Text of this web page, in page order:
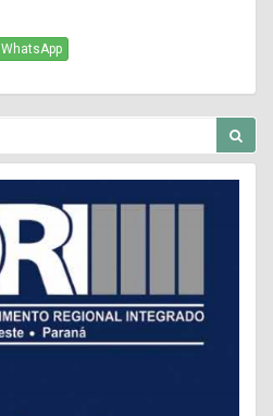
WhatsApp